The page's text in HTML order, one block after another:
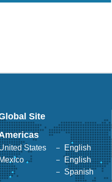
Site
States
English
English
Spanish